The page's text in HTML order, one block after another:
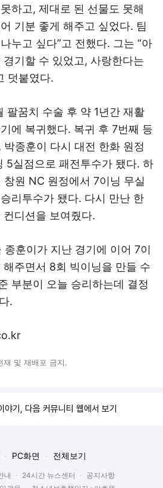
하고, 제대로 된 선물도 못해
기분 좋게 해주고 싶었다. 팀
누고 싶다”고 전했다. 그는 “아
기할 수 있었고, 사랑한다는
덧붙였다.
팔꿈치 수술 후 약 1년간 재활
에 복귀했다. 복귀 후 7번째 등
박종훈이 다시 대전 한화 원정
5실점으로 패전투수가 됐다. 하
창원 NC 원정에서 7이닝 무실
리투수가 됐다. 다시 만난 한
디션을 보여줬다.
종훈이가 지난 경기에 이어 7이
주면서 8회 빅이닝을 만들 수
부분이 오늘 승리하는데 결정
.
및 재배포 금지.
야기, 다음 커뮤니티 웹에서 보기
PC화면 전체보기
내 24시간 뉴스센터
공지사항